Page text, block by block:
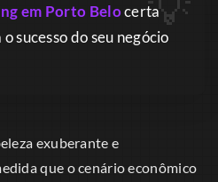
em Porto Belocerta
sucesso do seu negócio
exuberante e
que o cenário econômico